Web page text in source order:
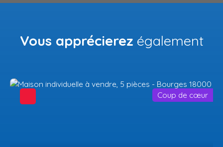
Vous apprécierez également
Coup de cœur